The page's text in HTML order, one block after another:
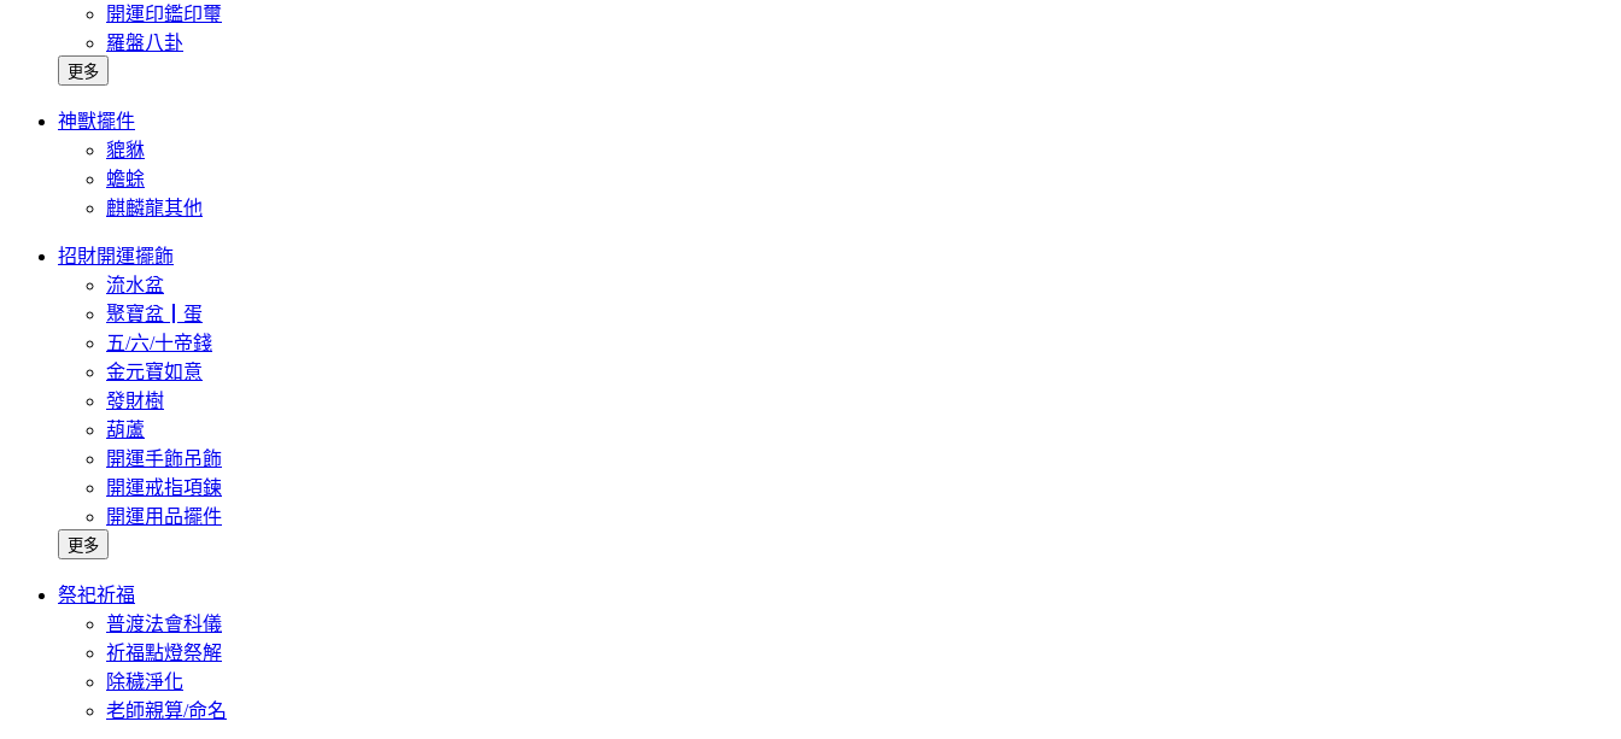
開運印鑑印璽
羅盤八卦
更多
神獸擺件
貔貅
蟾蜍
麒麟龍其他
招財開運擺飾
流水盆
聚寶盆┃蛋
五/六/十帝錢
金元寶如意
發財樹
葫蘆
開運手飾吊飾
開運戒指項鍊
開運用品擺件
更多
祭祀祈福
普渡法會科儀
祈福點燈祭解
除穢淨化
老師親算/命名